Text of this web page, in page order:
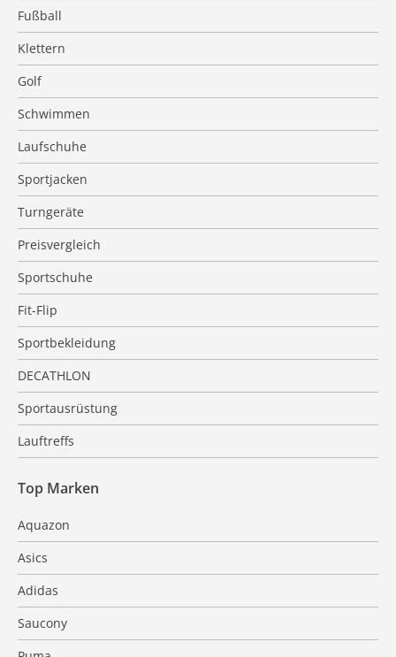
Fußball
Klettern
Golf
Schwimmen
Laufschuhe
Sportjacken
Turngeräte
Preisvergleich
Sportschuhe
Fit-Flip
Sportbekleidung
DECATHLON
Sportausrüstung
Lauftreffs
Top Marken
Aquazon
Asics
Adidas
Saucony